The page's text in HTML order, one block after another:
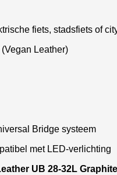
fiets, stadsfiets of
Leather)
Bridge systeem
met LED-verlichting
UB 28-32L